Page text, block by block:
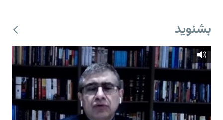
بشنوید